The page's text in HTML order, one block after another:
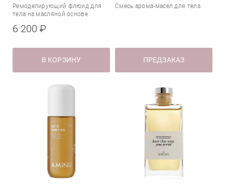
Для похудения
От растяжек
Очищение
Противовоспалительное действие
Расслабляющее действие
Сияние
Смягчение
Тонизация
Увлажнение
Увлажнение и питание
Укрепление
Активные компоненты
Витамин C
Масло макадамии
Масло Ши
Ретинол (витамин А)
Страна
Ремоделирующий флюид для
тела на масляной основе
6 200 ₽
В КОРЗИНУ
Смесь арома-масел для тела
ПРЕДЗАКАЗ